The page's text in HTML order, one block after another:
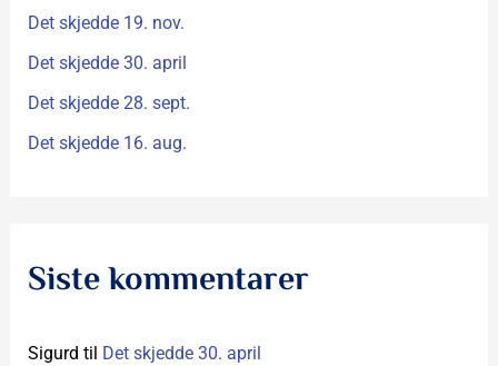
r
:
Det skjedde 19. nov.
Det skjedde 30. april
Det skjedde 28. sept.
Det skjedde 16. aug.
Siste kommentarer
Sigurd til Det skjedde 30. april